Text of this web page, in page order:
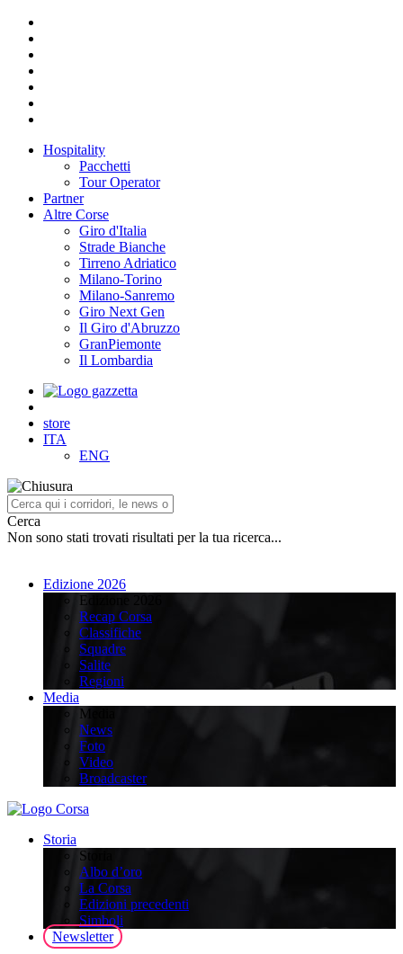
Hospitality
Pacchetti
Tour Operator
Partner
Altre Corse
Giro d'Italia
Strade Bianche
Tirreno Adriatico
Milano-Torino
Milano-Sanremo
Giro Next Gen
Il Giro d'Abruzzo
GranPiemonte
Il Lombardia
store
ITA
ENG
Cerca
Non sono stati trovati risultati per la tua ricerca...
Edizione 2026
Edizione 2026
Recap Corsa
Classifiche
Squadre
Salite
Regioni
Media
Media
News
Foto
Video
Broadcaster
Storia
Storia
Albo d’oro
La Corsa
Edizioni precedenti
Simboli
Newsletter